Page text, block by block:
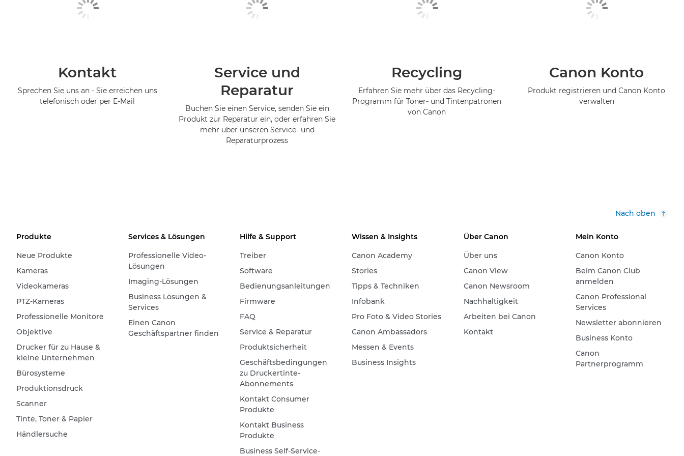
Kontakt
Sprechen Sie uns an - Sie erreichen uns
telefonisch oder per E-Mail
Service und
Reparatur
Buchen Sie einen Service, senden Sie ein
Produkt zur Reparatur ein, oder erfahren Sie
mehr über unseren Service- und
Reparaturprozess
Recycling
Erfahren Sie mehr über das Recycling-
Programm für Toner- und Tintenpatronen
von Canon
Canon Konto
Produkt registrieren und Canon Konto
verwalten
Nach oben
Produkte
Neue Produkte
Kameras
Videokameras
PTZ-Kameras
Professionelle Monitore
Objektive
Drucker für zu Hause &
kleine Unternehmen
Bürosysteme
Produktionsdruck
Scanner
Tinte, Toner & Papier
Händlersuche
Services & Lösungen
Professionelle Video-
Lösungen
Imaging-Lösungen
Business Lösungen &
Services
Einen Canon
Geschäftspartner finden
Hilfe & Support
Treiber
Software
Bedienungsanleitungen
Firmware
FAQ
Service & Reparatur
Produktsicherheit
Geschäftsbedingungen
zu Druckertinte-
Abonnements
Kontakt Consumer
Produkte
Kontakt Business
Produkte
Business Self-Service-
Wissen & Insights
Canon Academy
Stories
Tipps & Techniken
Infobank
Pro Foto & Video Stories
Canon Ambassadors
Messen & Events
Business Insights
Über Canon
Über uns
Canon View
Canon Newsroom
Nachhaltigkeit
Arbeiten bei Canon
Kontakt
Mein Konto
Canon Konto
Beim Canon Club
anmelden
Canon Professional
Services
Newsletter abonnieren
Business Konto
Canon
Partnerprogramm